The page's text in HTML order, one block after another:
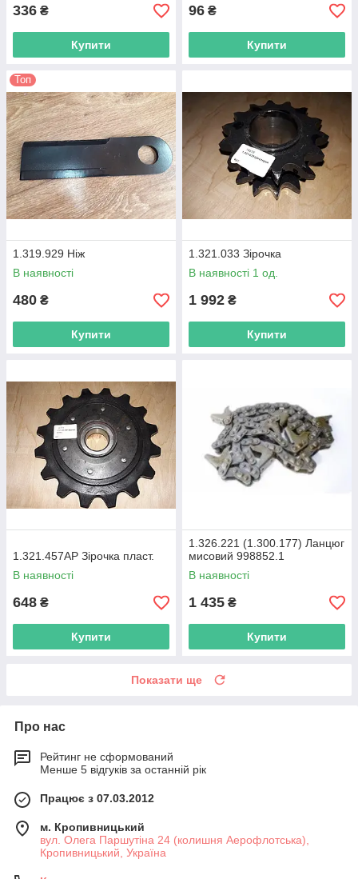
336 ₴
Купити
96 ₴
Купити
Топ
1.319.929 Ніж
В наявності
480 ₴
Купити
1.321.033 Зірочка
В наявності 1 од.
1 992 ₴
Купити
1.321.457АР Зірочка пласт.
В наявності
648 ₴
Купити
1.326.221 (1.300.177) Ланцюг
мисовий 998852.1
В наявності
1 435 ₴
Купити
Показати ще
Про нас
Рейтинг не сформований
Менше 5 відгуків за останній рік
Працює з 07.03.2012
м. Кропивницький
вул. Олега Паршутіна 24 (колишня Аерофлотська),
Кропивницький, Україна